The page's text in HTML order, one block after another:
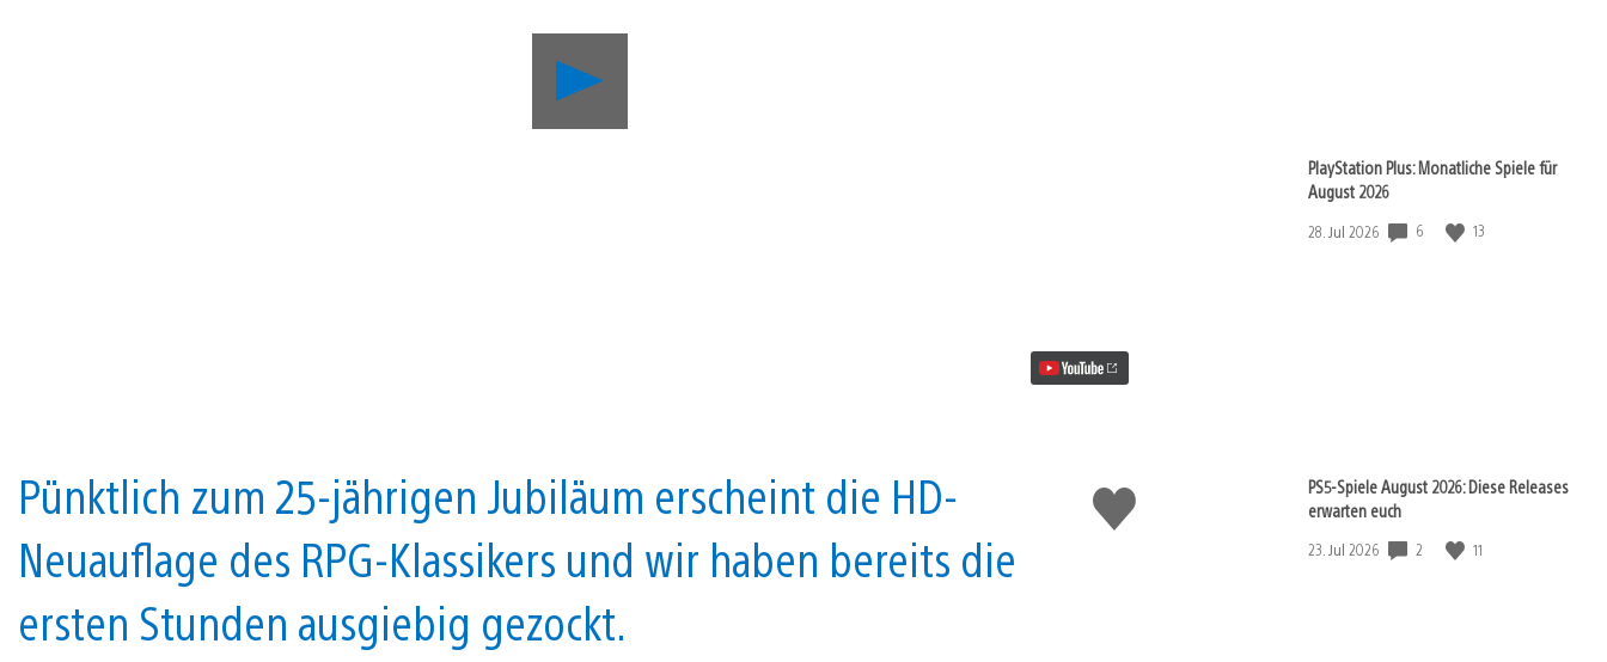
of
5
Gefällt
mir
Pünktlich zum 25-jährigen Jubiläum erscheint die HD-
Neuauflage des RPG-Klassikers und wir haben bereits die
ersten Stunden ausgiebig gezockt.
PlayStation Plus: Monatliche Spiele für
August 2026
Veröffentlichungsdatum:
28. Jul 2026 6 13
PS5-Spiele August 2026: Diese Releases
erwarten euch
Veröffentlichungsdatum:
23. Jul 2026 2 11